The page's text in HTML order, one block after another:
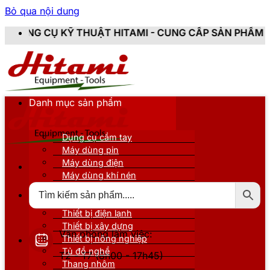
Bỏ qua nội dung
HITAMI - CUNG CẤP SẢN PHẨM CHÍNH HÃNG,
Văn phòng làm việc:
T2 - T7 (8h00 - 17h45)
Danh mục sản phẩm
Dụng cụ cầm tay
Máy dùng pin
Máy dùng điện
Máy dùng khí nén
Thiết bị nâng đỡ
Thiết bị điện lạnh
Thiết bị xây dựng
Thiết bị nông nghiệp
Tủ đồ nghề
Thang nhôm